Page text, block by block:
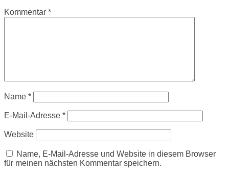
Kommentar *
Name *
E-Mail-Adresse *
Website
Name, E-Mail-Adresse und Website in diesem Browser
für meinen nächsten Kommentar speichern.